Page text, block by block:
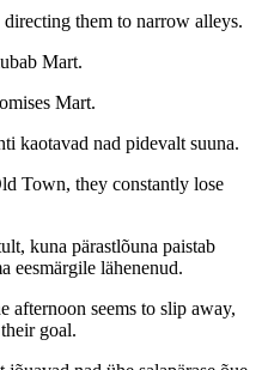
them to narrow alleys.
Mart.
Mart.
kaotavad nad pidevalt suuna.
Town, they constantly lose
kuna pärastlõuna paistab
eesmärgile lähenenud.
afternoon seems to slip away,
goal.